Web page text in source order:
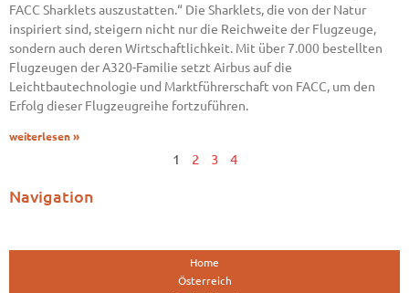
FACC Sharklets auszustatten.“ Die Sharklets, die von der Natur
inspiriert sind, steigern nicht nur die Reichweite der Flugzeuge,
sondern auch deren Wirtschaftlichkeit. Mit über 7.000 bestellten
Flugzeugen der A320-Familie setzt Airbus auf die
Leichtbautechnologie und Marktführerschaft von FACC, um den
Erfolg dieser Flugzeugreihe fortzuführen.
weiterlesen »
1 2 3 4
Navigation
Home
Österreich